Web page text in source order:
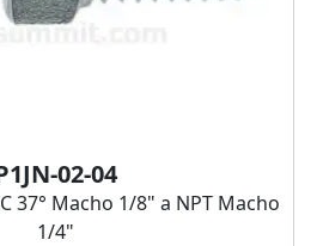
02-04
37° Macho 1/8" a NPT Macho
1/4"